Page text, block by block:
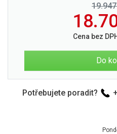
Cena bez
Do
Potřebujete poradit?